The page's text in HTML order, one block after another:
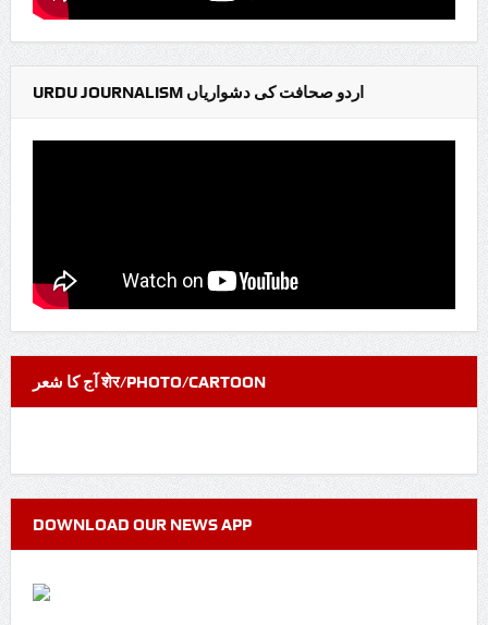
URDU JOURNALISM اردو صحافت کی دشواریاں
آج کا شعر शेर/PHOTO/CARTOON
DOWNLOAD OUR NEWS APP